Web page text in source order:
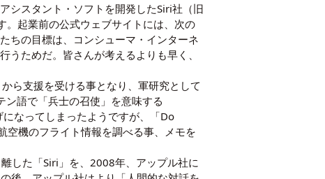
シスタント・ソフトを開発したSiri社（旧
。起業前の公式ウェブサイトには、次の
ちの目標は、コンシューマ・インターネ
ためだ。皆さんが考えるよりも早く、
ら支援を受ける事となり、軍研究として
語で「兵士の召使」を意味する
なってしまったようですが、「Do
空機のフライト情報を調べる事、メモを
した「Siri」を、2008年、アップル社に